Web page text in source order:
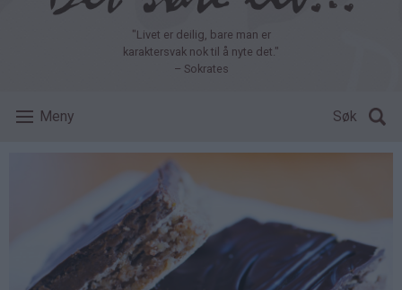
"Livet er deilig, bare man er
karaktersvak nok til å nyte det."
– Sokrates
Meny Søk